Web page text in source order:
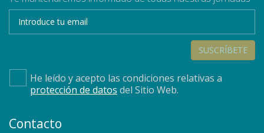
SUSCRÍBETE
He leído y acepto las condiciones relativas a
protección de datos del Sitio Web.
Contacto